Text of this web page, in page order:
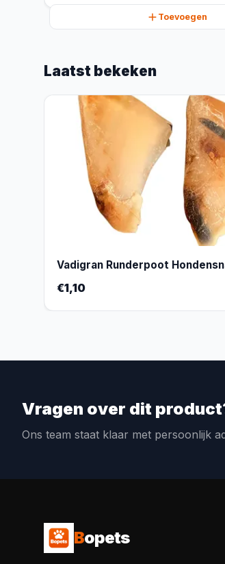
Toevoegen
Laatst bekeken
Vadigran Runderpoot
€1,10
Vragen over dit
Ons team staat klaar met persoonlijk
Bopets